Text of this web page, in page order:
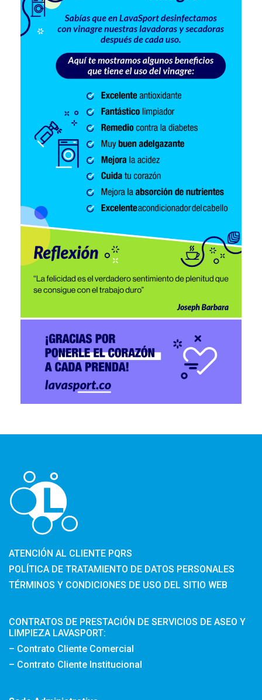
ATENCIÓN AL CLIENTE PQRS
POLÍTICA DE TRATAMIENTO DE DATOS PERSONALES
TÉRMINOS Y CONDICIONES DE USO DEL SITIO WEB
CONTRATOS DE PRESTACIÓN DE SERVICIOS DE ASEO Y
LIMPIEZA LAVASPORT:
– Contrato Cliente Comercial
– Contrato Cliente Institucional